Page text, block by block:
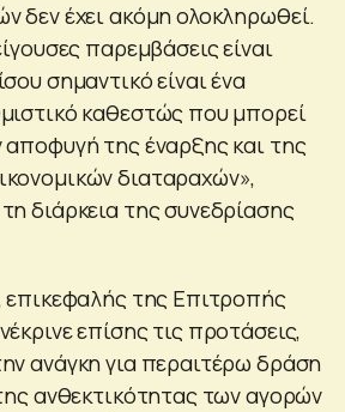
δεν έχει ακόμη ολοκληρωθεί.
παρεμβάσεις είναι
σημαντικό είναι ένα
καθεστώς που μπορεί
της έναρξης και της
διαταραχών»,
διάρκεια της συνεδρίασης
επικεφαλής της Επιτροπής
επίσης τις προτάσεις,
ανάγκη για περαιτέρω δράση
ανθεκτικότητας των αγορών